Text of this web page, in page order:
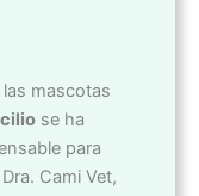
mascotas
se ha
para
Cami Vet,